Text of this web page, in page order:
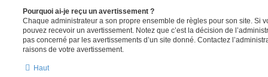
Pourquoi ai-je reçu un avertissement ?
Chaque administrateur a son propre ensemble de règles pour son site. Si
pouvez recevoir un avertissement. Notez que c’est la décision de
pas concerné par les avertissements d’un site donné. Contactez
raisons de votre avertissement.
Haut